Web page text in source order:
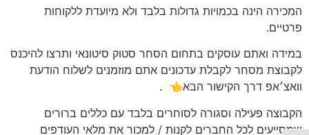
המכירה הינה בכמויות גדולות בלבד ולא מיועדת ללקוחות
פרטיים.
במידה ואתם עוסקים בתחום הסחר סטוק סיטונאי ותרצו להיכנס
לקבוצת מסחר לקבלת עדכונים אתם מוזמנים לשלוח הודעת
וואצ׳אפ דרך הקישור הבא👈 .
הקבוצה פעילה וסגורה לסוחרים בלבד עם כללים ברורים
שמסייעים לכל החברים לקנות / למכור את מלאי העודפים